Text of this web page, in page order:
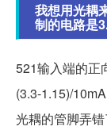
我想用光耦
制的电路是
521输入端的正
(3.3-1.15)/
光耦的管脚弄错